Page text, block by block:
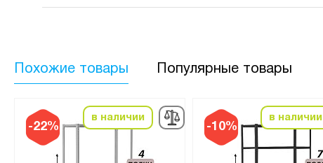
Похожие товары Популярные товары
-22%
в наличии
-10%
в наличии